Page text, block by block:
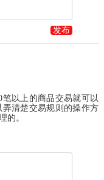
发布
以上的商品交易就可以
清楚交易规则的操作方
的。